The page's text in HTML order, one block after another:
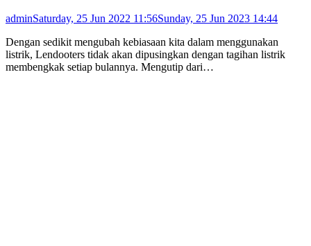
adminSaturday, 25 Jun 2022 11:56Sunday, 25 Jun 2023 14:44
Dengan sedikit mengubah kebiasaan kita dalam menggunakan
listrik, Lendooters tidak akan dipusingkan dengan tagihan listrik
membengkak setiap bulannya. Mengutip dari…